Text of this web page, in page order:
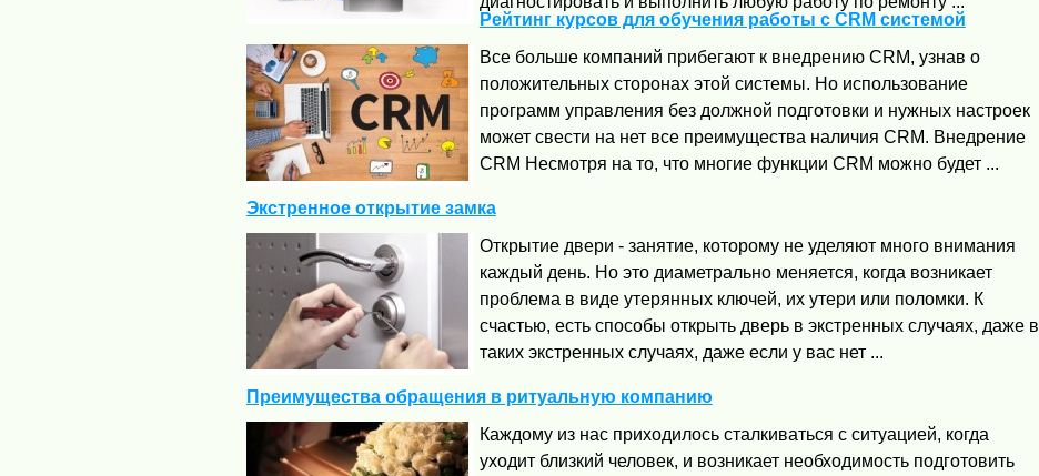
Рейтинг курсов для обучения работы с CRM системой
Все больше компаний прибегают к внедрению CRM, узнав о
положительных сторонах этой системы. Но использование
программ управления без должной подготовки и нужных настроек
может свести на нет все преимущества наличия CRM. Внедрение
CRM Несмотря на то, что многие функции CRM можно будет ...
Экстренное открытие замка
Открытие двери - занятие, которому не уделяют много внимания
каждый день. Но это диаметрально меняется, когда возникает
проблема в виде утерянных ключей, их утери или поломки. К
счастью, есть способы открыть дверь в экстренных случаях, даже в
таких экстренных случаях, даже если у вас нет ...
Преимущества обращения в ритуальную компанию
Каждому из нас приходилось сталкиваться с ситуацией, когда
уходит близкий человек, и возникает необходимость подготовить